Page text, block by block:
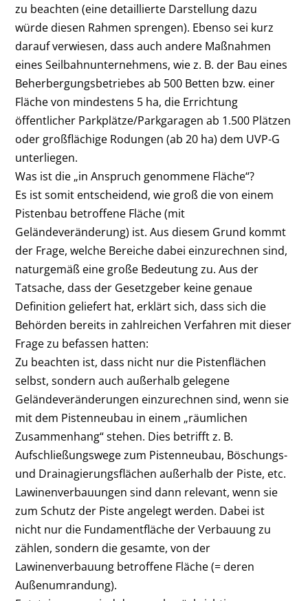
zu beachten (eine detaillierte Darstellung dazu
würde diesen Rahmen sprengen). Ebenso sei kurz
darauf verwiesen, dass auch andere Maßnahmen
eines Seilbahnunternehmens, wie z. B. der Bau eines
Beherbergungsbetriebes ab 500 Betten bzw. einer
Fläche von mindestens 5 ha, die Errichtung
öffentlicher Parkplätze/Parkgaragen ab 1.500 Plätzen
oder großflächige Rodungen (ab 20 ha) dem UVP-G
unterliegen.
Was ist die „in Anspruch genommene Fläche“?
Es ist somit entscheidend, wie groß die von einem
Pistenbau betroffene Fläche (mit
Geländeveränderung) ist. Aus diesem Grund kommt
der Frage, welche Bereiche dabei einzurechnen sind,
naturgemäß eine große Bedeutung zu. Aus der
Tatsache, dass der Gesetzgeber keine genaue
Definition geliefert hat, erklärt sich, dass sich die
Behörden bereits in zahlreichen Verfahren mit dieser
Frage zu befassen hatten:
Zu beachten ist, dass nicht nur die Pistenflächen
selbst, sondern auch außerhalb gelegene
Geländeveränderungen einzurechnen sind, wenn sie
mit dem Pistenneubau in einem „räumlichen
Zusammenhang“ stehen. Dies betrifft z. B.
Aufschließungswege zum Pistenneubau, Böschungs-
und Drainagierungsflächen außerhalb der Piste, etc.
Lawinenverbauungen sind dann relevant, wenn sie
zum Schutz der Piste angelegt werden. Dabei ist
nicht nur die Fundamentfläche der Verbauung zu
zählen, sondern die gesamte, von der
Lawinenverbauung betroffene Fläche (= deren
Außenumrandung).